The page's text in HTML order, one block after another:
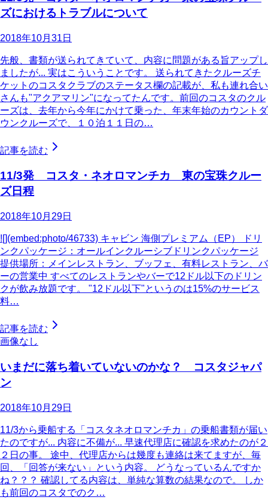
ズにおけるトラブルについて
2018年10月31日
先般、書類が送られてきていて、内容に問題がある旨アップし
ましたが... 実はこういうことです。 送られてきたクルーズチ
ケットのコスタクラブのステータス欄の記載が、私も連れ合い
さんも"アクアマリン"になってたんです。前回のコスタのクル
ーズは、去年から今年にかけて乗った、年末年始のカウントダ
ウンクルーズで、１０泊１１日の…
記事を読む
11/3発 コスタ・ネオロマンチカ 東の宝珠クルー
ズ日程
2018年10月29日
![](embed:photo/46733) キャビン 海側プレミアム（EP） ドリ
ンクパッケージ：オールインクルーシブドリンクパッケージ
提供場所：メインレストラン、ブッフェ、有料レストラン、バ
ーの営業中 すべてのレストランやバーで12ドル以下のドリン
クが飲み放題です。 "12ドル以下"というのは15%のサービス
料…
記事を読む
画像なし
いまだに落ち着いていないのかな？ コスタジャパ
ン
2018年10月29日
11/3から乗船する「コスタネオロマンチカ」の乗船書類が届い
たのですが... 内容に不備が... 早速代理店に確認を求めたのが２
２日の事。 途中、代理店からは幾度も連絡は来てますが、毎
回、「回答が来ない」という内容。 どうなっているんですか
ね？？？ 確認してる内容は、単純な算数の結果なので。 しか
も前回のコスタでのク…